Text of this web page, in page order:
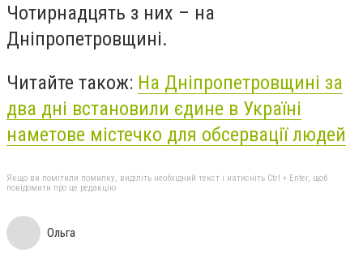
Чотирнадцять з них – на
Дніпропетровщині.
Читайте також: На Дніпропетровщині за
два дні встановили єдине в Україні
наметове містечко для обсервації людей
Якщо ви помітили помилку, виділіть необхідний текст і натисніть Ctrl + Enter, щоб
повідомити про це редакцію
Ольга